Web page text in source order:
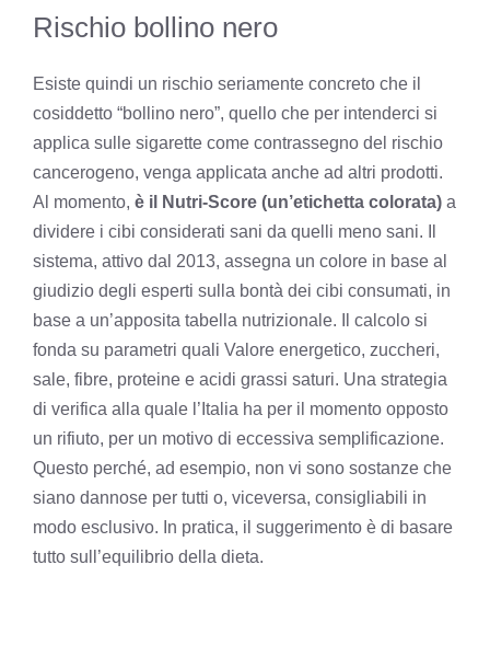
Rischio bollino nero
Esiste quindi un rischio seriamente concreto che il
cosiddetto “bollino nero”, quello che per intenderci si
applica sulle sigarette come contrassegno del rischio
cancerogeno, venga applicata anche ad altri prodotti.
Al momento, è il Nutri-Score (un’etichetta colorata) a
dividere i cibi considerati sani da quelli meno sani. Il
sistema, attivo dal 2013, assegna un colore in base al
giudizio degli esperti sulla bontà dei cibi consumati, in
base a un’apposita tabella nutrizionale. Il calcolo si
fonda su parametri quali Valore energetico, zuccheri,
sale, fibre, proteine e acidi grassi saturi. Una strategia
di verifica alla quale l’Italia ha per il momento opposto
un rifiuto, per un motivo di eccessiva semplificazione.
Questo perché, ad esempio, non vi sono sostanze che
siano dannose per tutti o, viceversa, consigliabili in
modo esclusivo. In pratica, il suggerimento è di basare
tutto sull’equilibrio della dieta.